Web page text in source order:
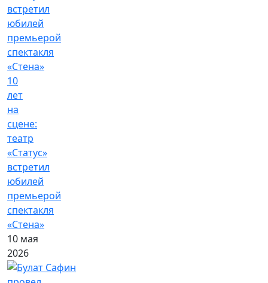
10
лет
на
сцене:
театр
«Статус»
встретил
юбилей
премьерой
спектакля
«Стена»
10 мая
2026